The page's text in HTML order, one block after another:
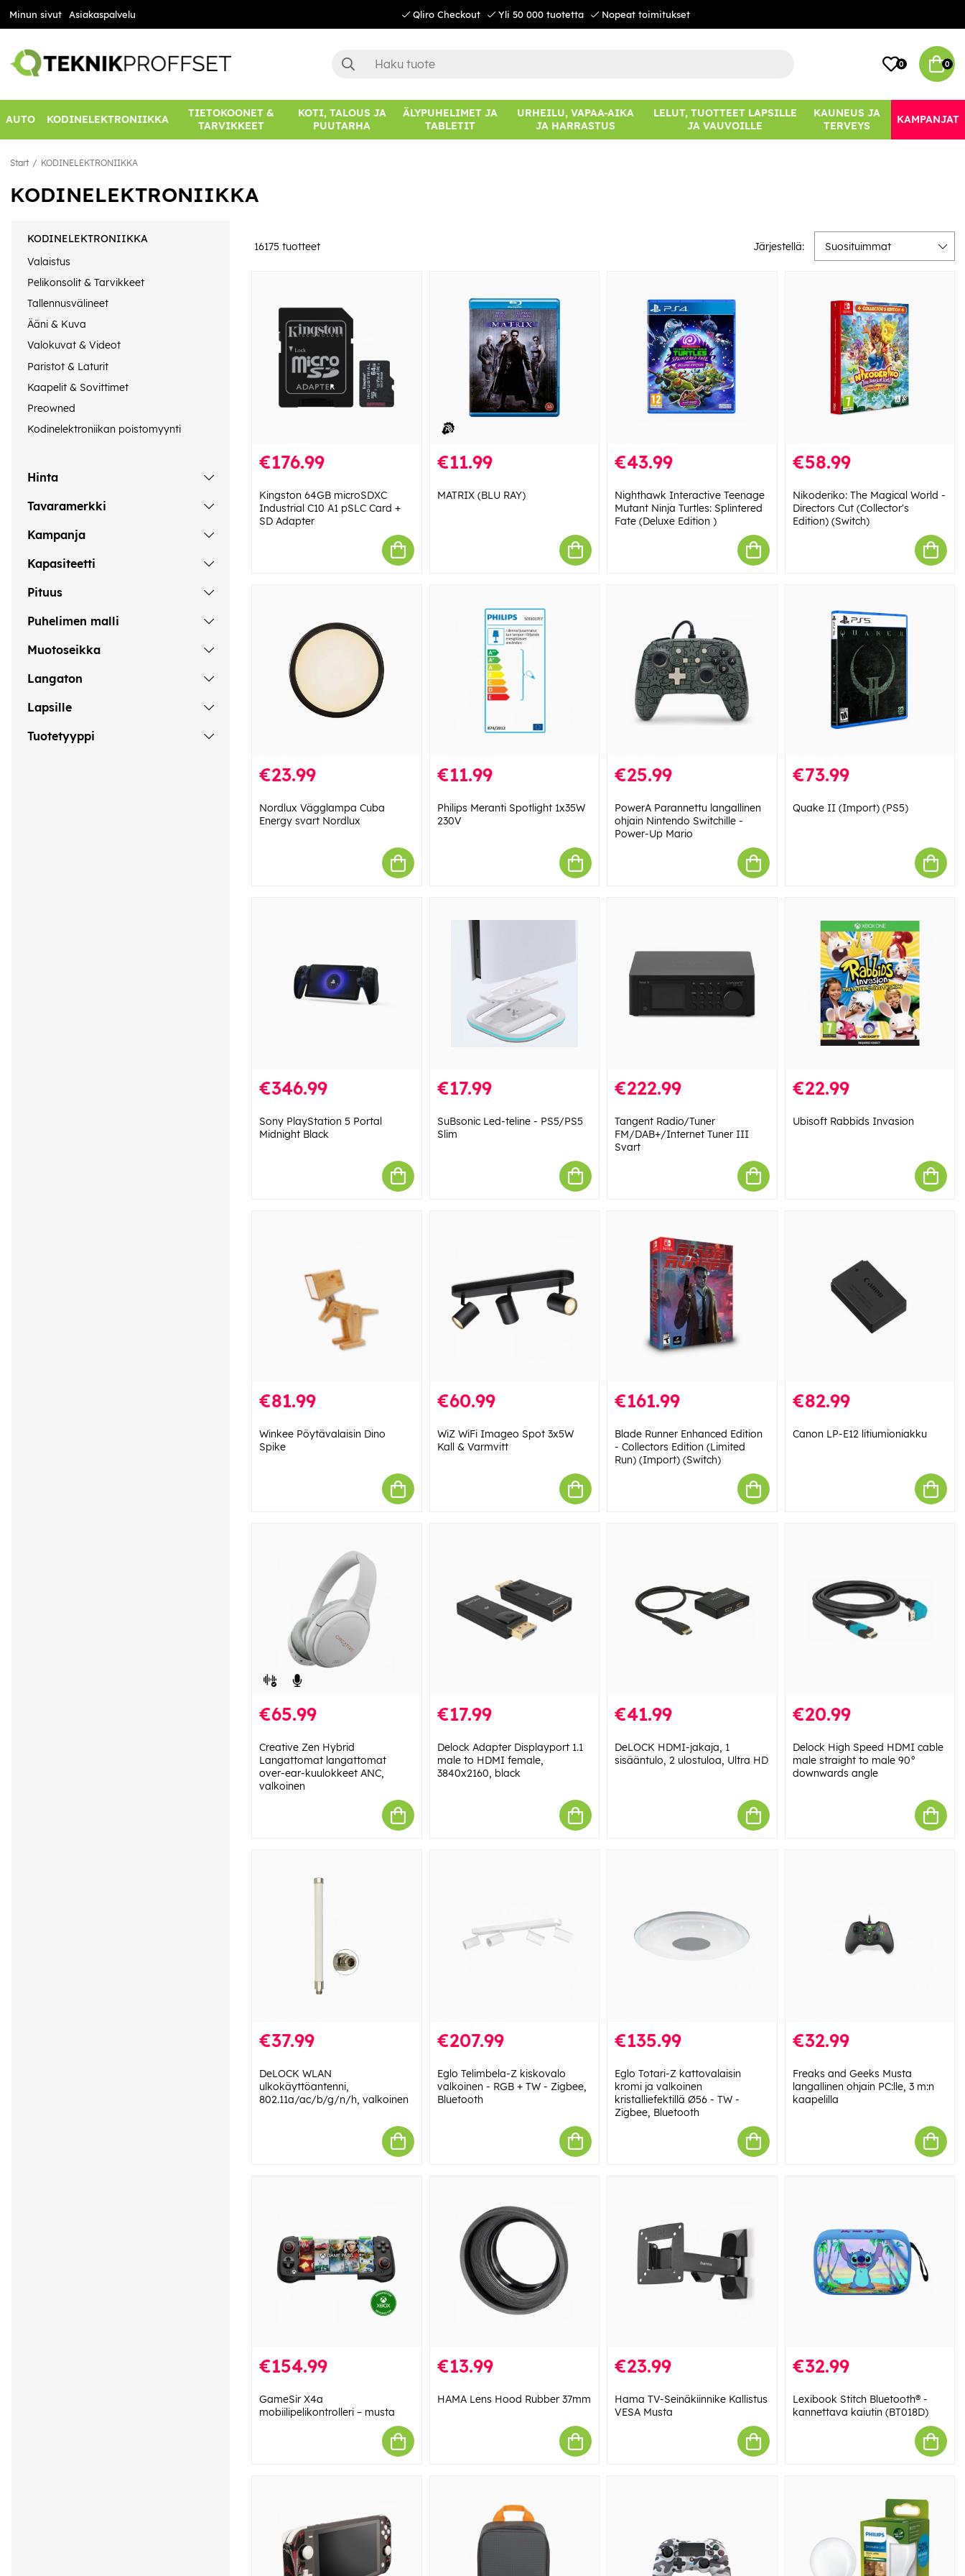
Minun sivut Asiakaspalvelu Qliro Checkout Yli 50 000 tuotetta Nopeat toimitukset
0 0
AUTO KODINELEKTRONIIKKA
TIETOKOONET &
TARVIKKEET
KOTI, TALOUS JA
PUUTARHA
ÄLYPUHELIMET JA
TABLETIT
URHEILU, VAPAA-AIKA
JA HARRASTUS
LELUT, TUOTTEET LAPSILLE
JA VAUVOILLE
KAUNEUS JA
TERVEYS
KAMPANJAT
Start KODINELEKTRONIIKKA
KODINELEKTRONIIKKA
KODINELEKTRONIIKKA
Valaistus
Pelikonsolit & Tarvikkeet
Tallennusvälineet
Ääni & Kuva
Valokuvat & Videot
Paristot & Laturit
Kaapelit & Sovittimet
Preowned
Kodinelektroniikan poistomyynti
Hinta
Tavaramerkki
Kampanja
Kapasiteetti
Pituus
Puhelimen malli
Muotoseikka
Langaton
Lapsille
Tuotetyyppi
16175 tuotteet Järjestellä: Suosituimmat
€176.99
Kingston 64GB microSDXC
Industrial C10 A1 pSLC Card +
SD Adapter
€11.99
MATRIX (BLU RAY)
€43.99
Nighthawk Interactive Teenage
Mutant Ninja Turtles: Splintered
Fate (Deluxe Edition )
€58.99
Nikoderiko: The Magical World -
Directors Cut (Collector's
Edition) (Switch)
€23.99
Nordlux Vägglampa Cuba
Energy svart Nordlux
€11.99
Philips Meranti Spotlight 1x35W
230V
€25.99
PowerA Parannettu langallinen
ohjain Nintendo Switchille -
Power-Up Mario
€73.99
Quake II (Import) (PS5)
€346.99
Sony PlayStation 5 Portal
Midnight Black
€17.99
SuBsonic Led-teline - PS5/PS5
Slim
€222.99
Tangent Radio/Tuner
FM/DAB+/Internet Tuner III
Svart
€22.99
Ubisoft Rabbids Invasion
€81.99
Winkee Pöytävalaisin Dino
Spike
€60.99
WiZ WiFi Imageo Spot 3x5W
Kall & Varmvitt
€161.99
Blade Runner Enhanced Edition
- Collectors Edition (Limited
Run) (Import) (Switch)
€82.99
Canon LP-E12 litiumioniakku
€65.99
Creative Zen Hybrid
Langattomat langattomat
over-ear-kuulokkeet ANC,
valkoinen
€17.99
Delock Adapter Displayport 1.1
male to HDMI female,
3840x2160, black
€41.99
DeLOCK HDMI-jakaja, 1
sisääntulo, 2 ulostuloa, Ultra HD
€20.99
Delock High Speed HDMI cable
male straight to male 90°
downwards angle
€37.99
DeLOCK WLAN
ulkokäyttöantenni,
802.11a/ac/b/g/n/h, valkoinen
€207.99
Eglo Telimbela-Z kiskovalo
valkoinen - RGB + TW - Zigbee,
Bluetooth
€135.99
Eglo Totari-Z kattovalaisin
kromi ja valkoinen
kristalliefektillä Ø56 - TW -
Zigbee, Bluetooth
€32.99
Freaks and Geeks Musta
langallinen ohjain PC:lle, 3 m:n
kaapelilla
€154.99
GameSir X4a
mobiilipelikontrolleri – musta
€13.99
HAMA Lens Hood Rubber 37mm
€23.99
Hama TV-Seinäkiinnike Kallistus
VESA Musta
€32.99
Lexibook Stitch Bluetooth® -
kannettava kaiutin (BT018D)